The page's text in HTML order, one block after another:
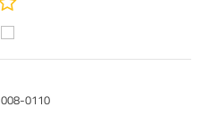
008-0110